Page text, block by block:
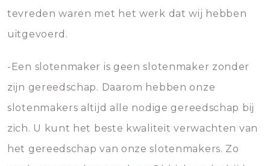
tevreden waren met het werk dat wij hebben
uitgevoerd.
-Een slotenmaker is geen slotenmaker zonder
zijn gereedschap. Daarom hebben onze
slotenmakers altijd alle nodige gereedschap bij
zich. U kunt het beste kwaliteit verwachten van
het gereedschap van onze slotenmakers. Zo